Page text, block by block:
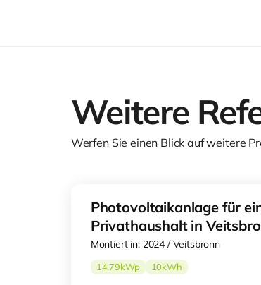
Weitere
Werfen Sie einen Blick auf weitere
Photovoltaikanlage für
Privathaushalt in
Montiert in: 2024 / Veitsbronn
14,79kWp 10kWh